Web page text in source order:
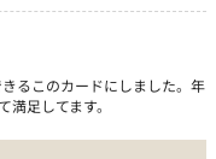
るこのカードにしました。年
足してます。